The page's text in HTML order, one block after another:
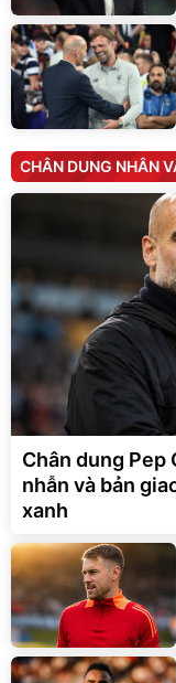
CHÂN DUNG NHÂN
Chân dung Pep
nhẫn và bản
xanh